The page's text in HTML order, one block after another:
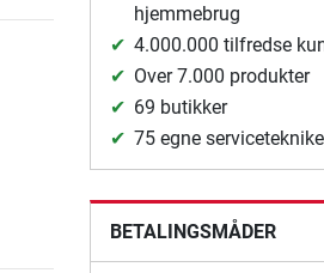
hjemmebrug
4.000.000 tilfredse
Over 7.000 produkter
69 butikker
75 egne
BETALINGSMÅDER